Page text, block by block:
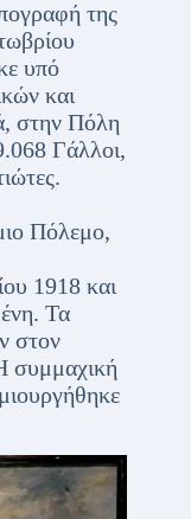
της
υπό
και
στην Πόλη
Γάλλοι,
Πόλεμο,
1918 και
Τα
στον
συμμαχική